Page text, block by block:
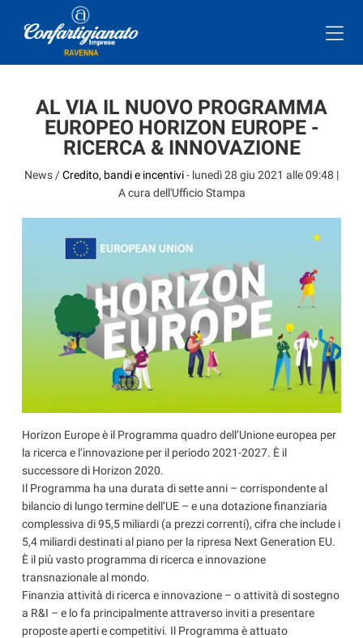
AL VIA IL NUOVO PROGRAMMA
EUROPEO HORIZON EUROPE -
RICERCA & INNOVAZIONE
News /Credito, bandi e incentivi- lunedì 28 giu 2021 alle 09:48 |
A cura dell'Ufficio Stampa
Horizon Europe è il Programma quadro dell’Unione europea per
la ricerca e l’innovazione per il periodo 2021-2027. È il
successore di Horizon 2020.
Il Programma ha una durata di sette anni – corrispondente al
bilancio di lungo termine dell’UE – e una dotazione finanziaria
complessiva di 95,5 miliardi (a prezzi correnti), cifra che include i
5,4 miliardi destinati al piano per la ripresa Next Generation EU.
È il più vasto programma di ricerca e innovazione
transnazionale al mondo.
Finanzia attività di ricerca e innovazione – o attività di sostegno
a R&I – e lo fa principalmente attraverso inviti a presentare
proposte aperti e competitivi. Il Programma è attuato